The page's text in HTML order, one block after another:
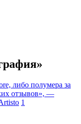
либо полумера за
отзывов», —
1